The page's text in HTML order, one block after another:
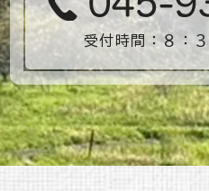
受付時間：８：